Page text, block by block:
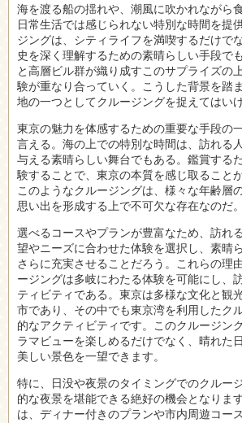
海を渡る船の揺れや、潮風に吹かれながら
日常生活では感じられない特別な時間を提
ジングは、シティライフを満喫するだけで
史を深く理解するための素晴らしい手段で
と高層ビル群が織り成すこのサプライズの
験が重なり合っていく。こうした背景を踏
地の一つとしてクルージングを捉えてはいけ
東京の魅力を体感するための重要な手段の
言える。海の上での特別な時間は、訪れる
与える素晴らしい舞台でもある。鑑賞する
験することで、東京の本質を感じ取ること
このようなクルージングは、様々な年齢層
思い出を形成する上で不可欠な存在なのだ。
選べるコースやプランが豊富なため、訪れ
望やニーズに合わせた体験を選択し、素晴
さらに充実させることだろう。これらの理
ージングは多岐にわたる体験を可能にし、
ティビティである。東京は多様な文化と観
市であり、その中でも東京湾を利用したク
的なアクティビティです。このクルージン
ラマビューを楽しめるだけでなく、晴れた
美しい景色を一望できます。
特に、日没や夜景のタイミングでのクルー
的な夜景を堪能できる絶好の機会となりま
は、ディナー付きのプランや市内周遊コー